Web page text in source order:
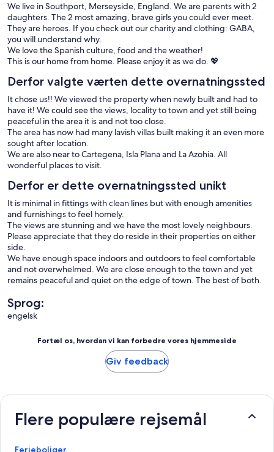
We live in Southport, Merseyside, England. We are parents with 2
daughters. The 2 most amazing, brave girls you could ever meet.
They are heroes. If you check out our charity and clothing: GABA,
you will understand why.
We love the Spanish culture, food and the weather!
This is our home from home. Please enjoy it as we do. 💖
Derfor valgte værten dette overnatningssted
It chose us!! We viewed the property when newly built and had to
have it! We could see the views, locality to town and yet still being
peaceful in the area it is and not too close.
The area has now had many lavish villas built making it an even more
sought after location.
We are also near to Cartegena, Isla Plana and La Azohia. All
wonderful places to visit.
Derfor er dette overnatningssted unikt
It is minimal in fittings with clean lines but with enough amenities
and furnishings to feel homely.
The views are stunning and we have the most lovely neighbours.
Please appreciate that they do reside in their properties on either
side.
We have enough space indoors and outdoors to feel comfortable
and not overwhelmed. We are close enough to the town and yet
remains peaceful and quiet on the edge of town. The best of both.
Sprog:
engelsk
Fortæl os, hvordan vi kan forbedre vores hjemmeside
Giv feedback
Flere populære rejsemål
Ferieboliger